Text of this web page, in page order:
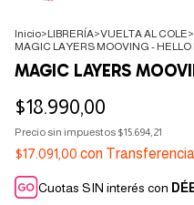
Inicio>LIBRERÍA>VUELTA AL COLE>
MAGIC LAYERS MOOVING - HELLO
MAGIC LAYERS
$18.990,00
Precio sin impuestos $15.694,21
$17.091,00 con
Cuotas SIN interés con